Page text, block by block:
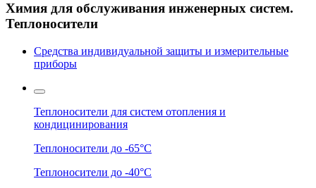
Химия для обслуживания инженерных систем.
Теплоносители
Средства индивидуальной защиты и измерительные
приборы
Теплоносители для систем отопления и
кондицинирования
Теплоносители до -65°C
Теплоносители до -40°C